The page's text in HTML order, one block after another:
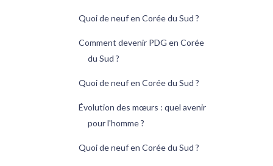
Quoi de neuf en Corée du Sud ?
Comment devenir PDG en Corée
du Sud ?
Quoi de neuf en Corée du Sud ?
Évolution des mœurs : quel avenir
pour l'homme ?
Quoi de neuf en Corée du Sud ?